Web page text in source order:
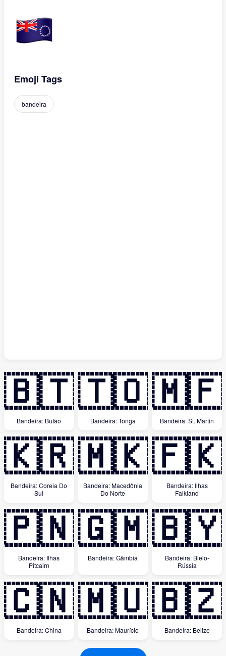
Emoji Tags
bandeira
🇧🇹
Bandeira: Butão
🇹🇴
Bandeira: Tonga
🇲🇫
Bandeira: St. Martin
🇰🇷
Bandeira: Coreia Do
Sul
🇲🇰
Bandeira: Macedônia
Do Norte
🇫🇰
Bandeira: Ilhas
Falkland
🇵🇳
Bandeira: Ilhas
Pitcairn
🇬🇲
Bandeira: Gâmbia
🇧🇾
Bandeira: Bielo-
Rússia
🇨🇳
Bandeira: China
🇲🇺
Bandeira: Maurício
🇧🇿
Bandeira: Belize